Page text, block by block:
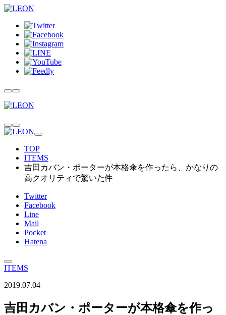
TOP
ITEMS
吉田カバン・ポーターが本格傘を作ったら、かなりの
高クオリティで驚いた件
Twitter
Facebook
Line
Mail
Pocket
Hatena
ITEMS
2019.07.04
吉田カバン・ポーターが本格傘を作っ